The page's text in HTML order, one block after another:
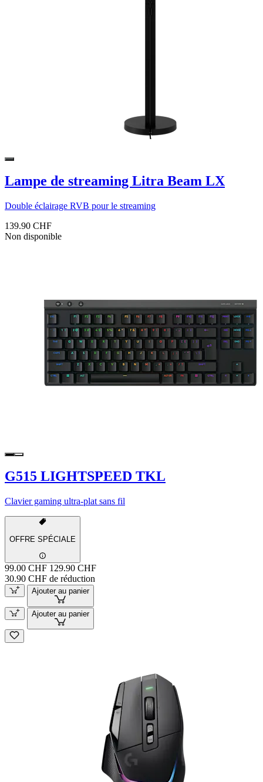
Lampe de streaming Litra Beam LX
Double éclairage RVB pour le streaming
139.90 CHF
Non disponible
G515 LIGHTSPEED TKL
Clavier gaming ultra-plat sans fil
OFFRE SPÉCIALE
99.00 CHF 129.90 CHF
30.90 CHF de réduction
Ajouter au panier
Ajouter au panier